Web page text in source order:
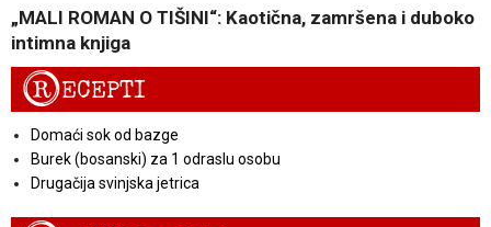
„MALI ROMAN O TIŠINI“: Kaotična, zamršena i duboko
intimna knjiga
RECEPTI
Domaći sok od bazge
Burek (bosanski) za 1 odraslu osobu
Drugačija svinjska jetrica